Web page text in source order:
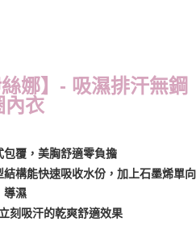
)免運費
)免運費
)免運費
娜】- 吸濕排汗無鋼
內衣
包覆，美胸舒適零負擔
構能快速吸收水份，加上石墨烯單向
導濕
刻吸汗的乾爽舒適效果